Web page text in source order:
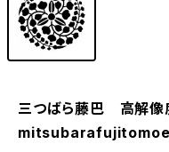
三つばら藤巴 高解像